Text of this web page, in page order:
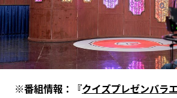
※番組情報：『クイズプレゼンバラ